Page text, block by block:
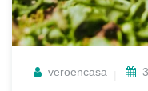
veroencasa